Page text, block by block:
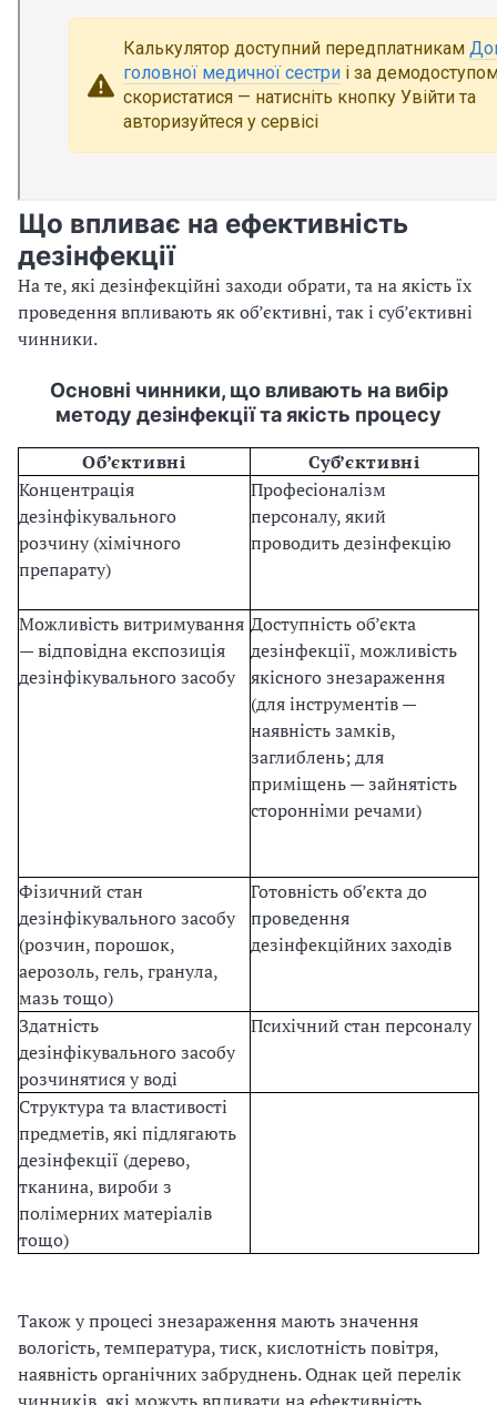
Що впливає на ефективність
дезінфекції
На те, які дезінфекційні заходи обрати, та на якість їх
проведення впливають як об’єктивні, так і суб’єктивні
чинники.
Основні чинники, що вливають на вибір
методу дезінфекції та якість процесу
Об’єктивні
Суб’єктивні
Концентрація
дезінфікувального
розчину (хімічного
препарату)
Професіоналізм
персоналу, який
проводить дезінфекцію
Можливість витримування
— відповідна експозиція
дезінфікувального засобу
Доступність об’єкта
дезінфекції, можливість
якісного знезараження
(для інструментів —
наявність замків,
заглиблень; для
приміщень — зайнятість
сторонніми речами)
Фізичний стан
дезінфікувального засобу
(розчин, порошок,
аерозоль, гель, гранула,
мазь тощо)
Готовність об’єкта до
проведення
дезінфекційних заходів
Здатність
дезінфікувального засобу
розчинятися у воді
Психічний стан персоналу
Структура та властивості
предметів, які підлягають
дезінфекції (дерево,
тканина, вироби з
полімерних матеріалів
тощо)
Також у процесі знезараження мають значення
вологість, температура, тиск, кислотність повітря,
наявність органічних забруднень. Однак цей перелік